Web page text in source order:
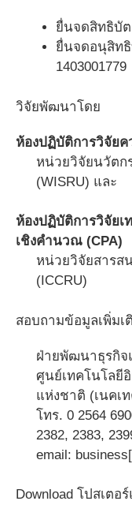
ยื่นจดสิทธิบัต
ยื่นจดอนุสิท
1403001779
วิจัยพัฒนาโดย
ห้องปฏิบัติการวิจัย
หน่วยวิจัยนวัตก
(WISRU) และ
ห้องปฏิบัติการวิจัยเ
เชิงคำนวณ (CPA)
หน่วยวิจัยสารส
(ICCRU)
สอบถามข้อมูลเพิ่มเ
ฝ่ายพัฒนาธุรกิจ
ศูนย์เทคโนโลยี
แห่งชาติ (เนคเ
โทร. 0 2564
2382, 2383,
email:
Download โปสเตอ